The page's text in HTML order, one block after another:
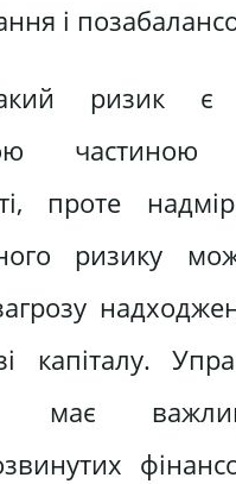
і
ризик є
частиною
проте
ризику
капіталу.
має